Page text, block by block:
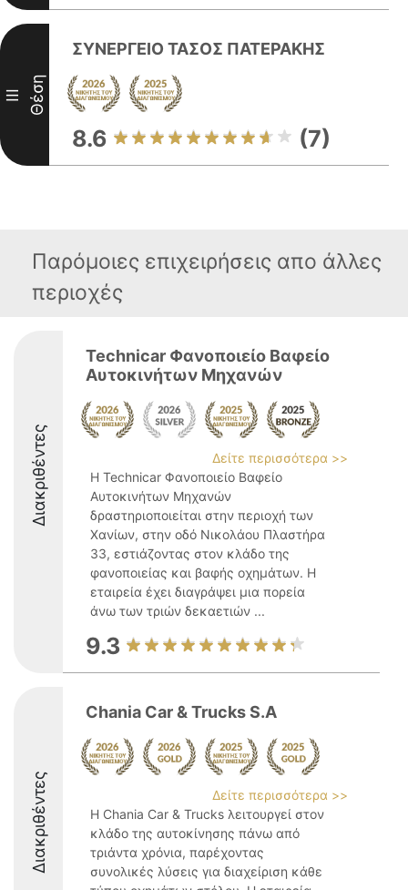
III Θέση
ΣΥΝΕΡΓΕΙΟ ΤΑΣΟΣ ΠΑΤΕΡΑΚΗΣ
8.6 (7)
Παρόμοιες επιχειρήσεις απο άλλες
περιοχές
Διακριθέντες
Technicar Φανοποιείο Βαφείο
Αυτοκινήτων Μηχανών
Δείτε περισσότερα >>
Η Technicar Φανοποιείο Βαφείο
Αυτοκινήτων Μηχανών
δραστηριοποιείται στην περιοχή των
Χανίων, στην οδό Νικολάου Πλαστήρα
33, εστιάζοντας στον κλάδο της
φανοποιείας και βαφής οχημάτων. Η
εταιρεία έχει διαγράψει μια πορεία
άνω των τριών δεκαετιών ...
9.3
Διακριθέντες
Chania Car & Trucks S.A
Δείτε περισσότερα >>
Η Chania Car & Trucks λειτουργεί στον
κλάδο της αυτοκίνησης πάνω από
τριάντα χρόνια, παρέχοντας
συνολικές λύσεις για διαχείριση κάθε